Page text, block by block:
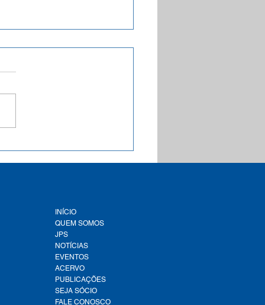
federal INÍCIO
QUEM SOMOS
JPS
NOTÍCIAS
EVENTOS
ACERVO
PUBLICAÇÕES
SEJA SÓCIO
FALE CONOSCO